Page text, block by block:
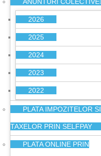
2026
2025
2024
2023
2022
PLATA IMPOZITELOR SI
TAXELOR PRIN SELFPAY
PLATA ONLINE PRIN